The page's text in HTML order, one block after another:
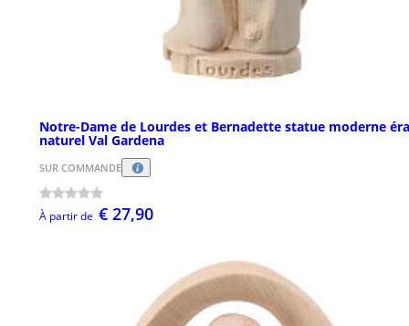
Notre-Dame de Lourdes et Bernadette statue moderne
naturel Val Gardena
SUR COMMANDE
À partir de € 27,90